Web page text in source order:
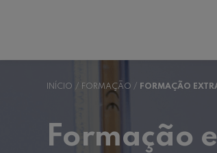
INÍCIO FORMAÇÃO FORMAÇÃO
Formação